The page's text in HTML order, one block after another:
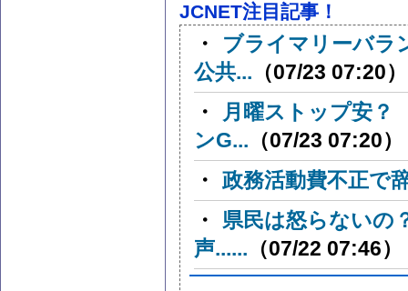
JCNET注目記事！
・
ブライマリーバ
公共... （07/23 07:20）
・
月曜ストップ安？
ンG... （07/23 07:20）
・ 政務活動費不正で
・
県民は怒らないの
声...... （07/22 07:46）